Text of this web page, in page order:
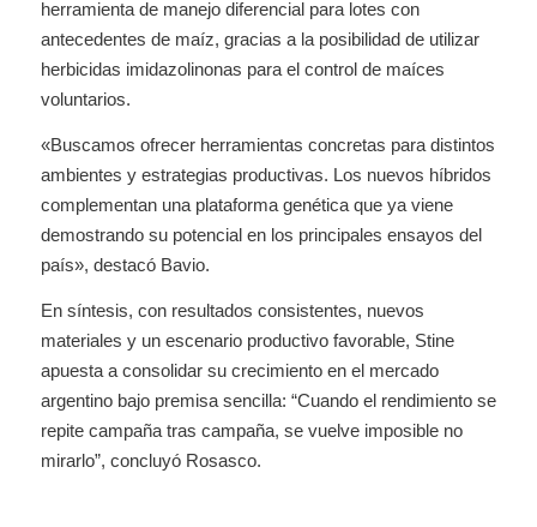
herramienta de manejo diferencial para lotes con
antecedentes de maíz, gracias a la posibilidad de utilizar
herbicidas imidazolinonas para el control de maíces
voluntarios.
«Buscamos ofrecer herramientas concretas para distintos
ambientes y estrategias productivas. Los nuevos híbridos
complementan una plataforma genética que ya viene
demostrando su potencial en los principales ensayos del
país», destacó Bavio.
En síntesis, con resultados consistentes, nuevos
materiales y un escenario productivo favorable, Stine
apuesta a consolidar su crecimiento en el mercado
argentino bajo premisa sencilla: “Cuando el rendimiento se
repite campaña tras campaña, se vuelve imposible no
mirarlo”, concluyó Rosasco.